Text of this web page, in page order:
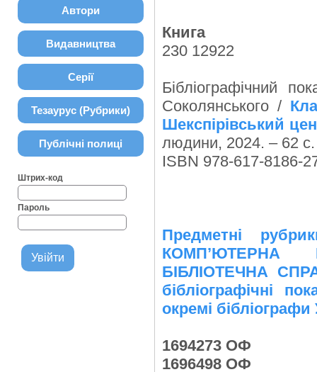
Автори
Видавництва
Серії
Тезаурус (Рубрики)
Публічні полиці
Штрих-код
Пароль
Книга
230 12922
Бібліографічний
Соколянського /
Шекспірівський
людини, 2024. – 62 с.
ISBN 978-617-8186-
Предметні
КОМПʼЮТЕРНА
БІБЛІОТЕЧНА
бібліографічні
окремі
1694273 ОФ
1696498 ОФ